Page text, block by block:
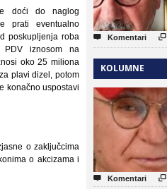
doći do naglog
prati eventualno
poskupljenja roba
PDV iznosom na
oko 25 miliona
plavi dizel, potom
konačno uspostavi
o zaključcima
o akcizama i
 Komentari 
KOLUMNE
 Komentari 